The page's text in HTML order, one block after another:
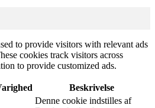
to provide visitors with relevant ads
cookies track visitors across
to provide customized ads.
Beskrivelse
Denne cookie indstilles af